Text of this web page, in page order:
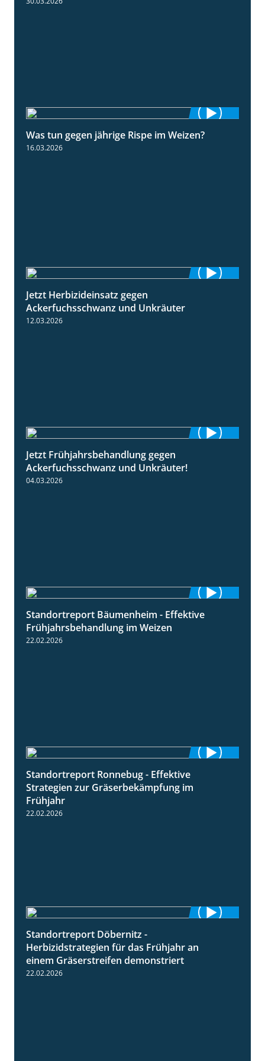
1:15
Was tun gegen jährige Rispe im Weizen?
16.03.2026
Jetzt Herbizideinsatz gegen
Ackerfuchsschwanz und Unkräuter
12.03.2026
Jetzt Frühjahrsbehandlung gegen
Ackerfuchsschwanz und Unkräuter!
04.03.2026
4:20
Standortreport Bäumenheim - Effektive
Frühjahrsbehandlung im Weizen
22.02.2026
Standortreport Ronnebug - Effektive
Strategien zur Gräserbekämpfung im
Frühjahr
22.02.2026
Standortreport Döbernitz -
Herbizidstrategien für das Frühjahr an
einem Gräserstreifen demonstriert
22.02.2026